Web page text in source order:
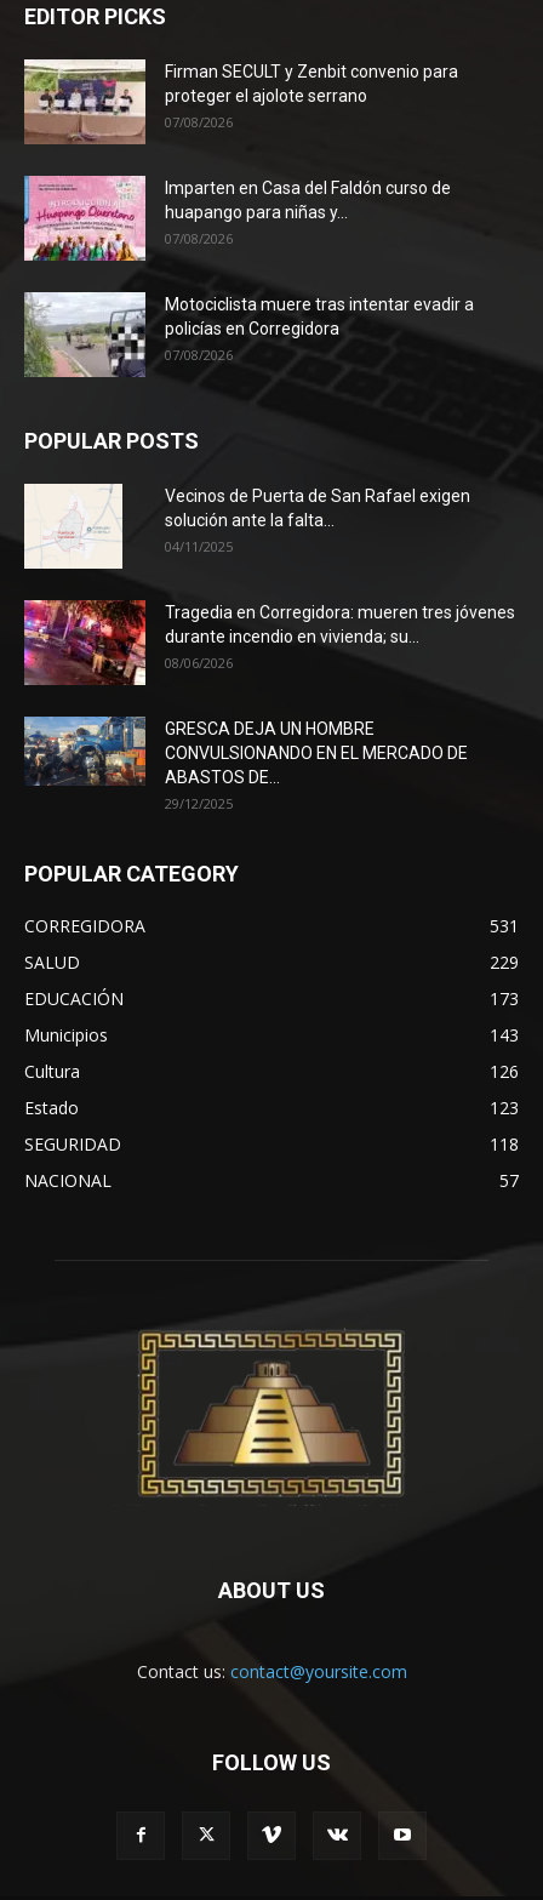
EDITOR PICKS
Firman SECULT y Zenbit convenio para
proteger el ajolote serrano
07/08/2026
Imparten en Casa del Faldón curso de
huapango para niñas y...
07/08/2026
Motociclista muere tras intentar evadir a
policías en Corregidora
07/08/2026
POPULAR POSTS
Vecinos de Puerta de San Rafael exigen
solución ante la falta...
04/11/2025
Tragedia en Corregidora: mueren tres jóvenes
durante incendio en vivienda; su...
08/06/2026
GRESCA DEJA UN HOMBRE
CONVULSIONANDO EN EL MERCADO DE
ABASTOS DE...
29/12/2025
POPULAR CATEGORY
CORREGIDORA
531
SALUD
229
EDUCACIÓN
173
Municipios
143
Cultura
126
Estado
123
SEGURIDAD
118
NACIONAL
57
ABOUT US
Contact us: contact@yoursite.com
FOLLOW US